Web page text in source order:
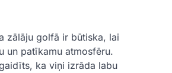
zālāju golfā ir būtiska, lai
un patīkamu atmosfēru.
ka viņi izrāda labu